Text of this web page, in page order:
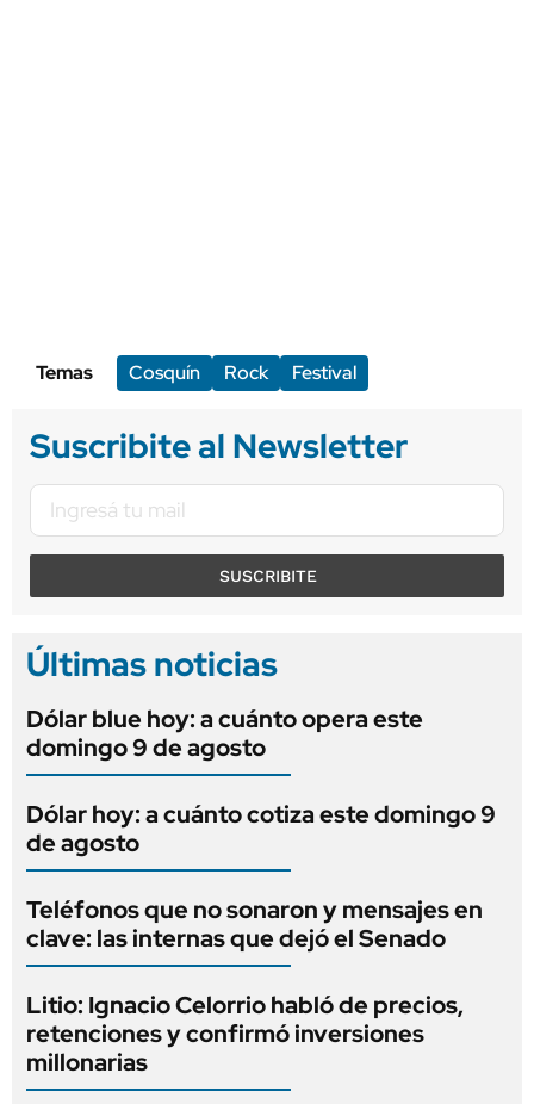
Temas Cosquín Rock Festival
Suscribite al Newsletter
SUSCRIBITE
Últimas noticias
Dólar blue hoy: a cuánto opera este
domingo 9 de agosto
Dólar hoy: a cuánto cotiza este domingo 9
de agosto
Teléfonos que no sonaron y mensajes en
clave: las internas que dejó el Senado
Litio: Ignacio Celorrio habló de precios,
retenciones y confirmó inversiones
millonarias